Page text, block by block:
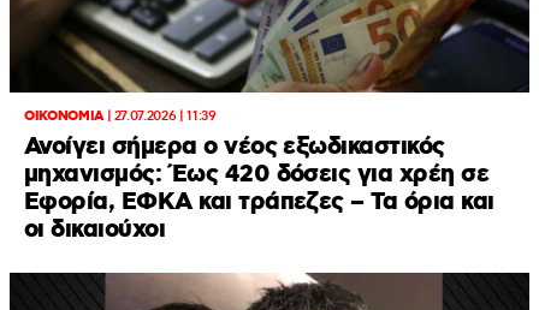
ΟΙΚΟΝΟΜΙΑ| 27.07.2026 | 11:39
Ανοίγει σήμερα ο νέος εξωδικαστικός
μηχανισμός: Έως 420 δόσεις για χρέη σε
Εφορία, ΕΦΚΑ και τράπεζες – Τα όρια και
οι δικαιούχοι